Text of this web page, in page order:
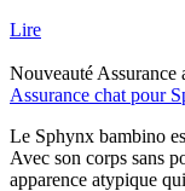
Lire
Nouveauté Assurance
Assurance chat pour
Le Sphynx bambino
Avec son corps sans
apparence atypique